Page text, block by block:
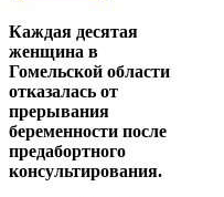
Каждая десятая
женщина в
Гомельской области
отказалась от
прерывания
беременности после
предабортного
консультирования.